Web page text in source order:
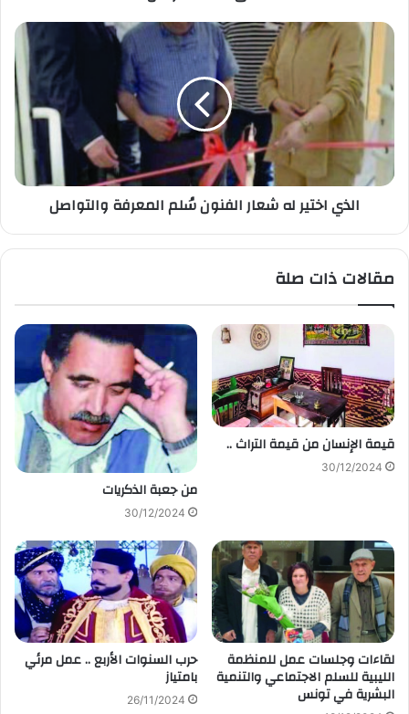
الذي اختير له شعار الفنون سُلم المعرفة والتواصل
مقالات ذات صلة
قيمة الإنسان من قيمة التراث ..
30/12/2024
من جعبة الذكريات
30/12/2024
لقاءات وجلسات عمل للمنظمة
الليبية للسلم الاجتماعي والتنمية
البشرية في تونس
حرب السنوات الأربع .. عمل مرئي
بامتياز
26/11/2024